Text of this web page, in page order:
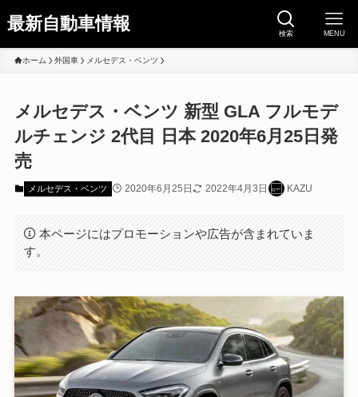
最新自動車情報 検索 MENU
ホーム 外国車 メルセデス・ベンツ
メルセデス・ベンツ 新型 GLA フルモデ
ルチェンジ 2代目 日本 2020年6月25日発
売
メルセデス・ベンツ 2020年6月25日 2022年4月3日 KAZU
本ページにはプロモーションや広告が含まれていま
す。